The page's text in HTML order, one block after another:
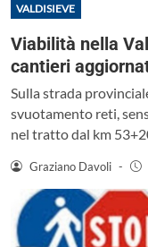
VALDISIEVE
Viabilità nella
cantieri
Sulla strada
svuotamento reti,
nel tratto dal km
Graziano Davoli -